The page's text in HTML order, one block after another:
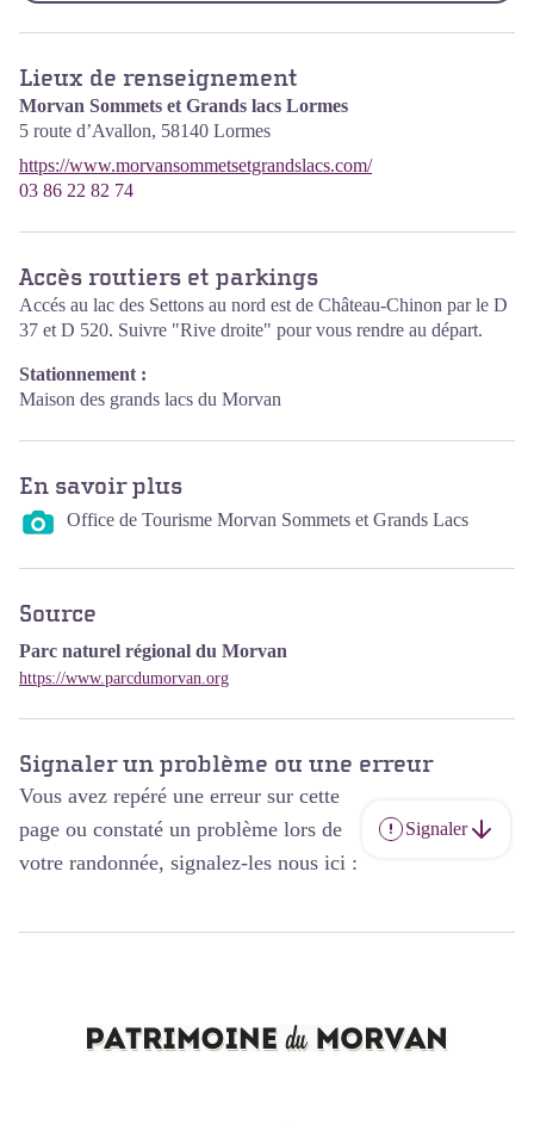
Lieux de renseignement
Morvan Sommets et Grands lacs Lormes
5 route d’Avallon, 58140 Lormes
https://www.morvansommetsetgrandslacs.com/
03 86 22 82 74
Accès routiers et parkings
Accés au lac des Settons au nord est de Château-Chinon par le D
37 et D 520. Suivre "Rive droite" pour vous rendre au départ.
Stationnement :
Maison des grands lacs du Morvan
En savoir plus
Office de Tourisme Morvan Sommets et Grands Lacs
Source
Parc naturel régional du Morvan
https://www.parcdumorvan.org
Signaler un problème ou une erreur
Vous avez repéré une erreur sur cette
page ou constaté un problème lors de
votre randonnée, signalez-les nous ici :
Signaler